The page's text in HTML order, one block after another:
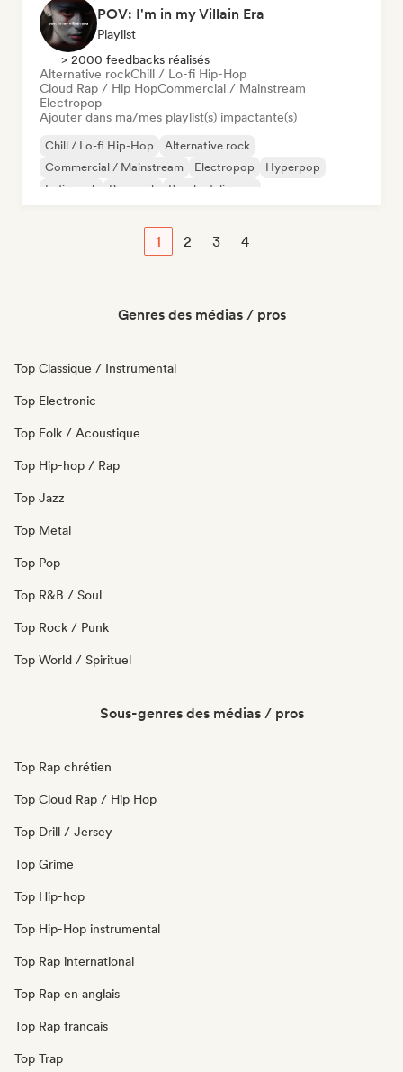
POV: I'm in my Villain Era
Playlist
> 2000 feedbacks réalisés
Alternative rockChill / Lo-fi Hip-Hop
Cloud Rap / Hip HopCommercial / Mainstream
Electropop
Ajouter dans ma/mes playlist(s) impactante(s)
Chill / Lo-fi Hip-Hop
Alternative rock
Commercial / Mainstream
Electropop
Hyperpop
Indie rock
Pop rock Psychedelic pop
1 2 3 4
Genres des médias / pros
Top Classique / Instrumental
Top Electronic
Top Folk / Acoustique
Top Hip-hop / Rap
Top Jazz
Top Metal
Top Pop
Top R&B / Soul
Top Rock / Punk
Top World / Spirituel
Sous-genres des médias / pros
Top Rap chrétien
Top Cloud Rap / Hip Hop
Top Drill / Jersey
Top Grime
Top Hip-hop
Top Hip-Hop instrumental
Top Rap international
Top Rap en anglais
Top Rap francais
Top Trap